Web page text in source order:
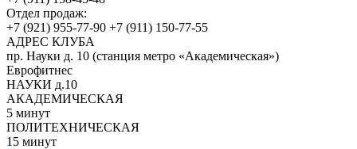
Отдел продаж:
+7 (921) 955-77-90 +7 (911) 150-77-55
АДРЕС КЛУБА
пр. Науки д. 10 (станция метро «Академическая»)
Еврофитнес
НАУКИ д.10
АКАДЕМИЧЕСКАЯ
5 минут
ПОЛИТЕХНИЧЕСКАЯ
15 минут